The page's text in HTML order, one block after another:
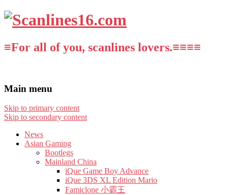
≡For all of you, scanlines lovers.≡≡≡≡
Main menu
Skip to primary content
Skip to secondary content
News
Asian Gaming
Bootlegs
Mainland China
iQue Game Boy Advance
iQue 3DS XL Edition Mario
Famiclone 小霸王